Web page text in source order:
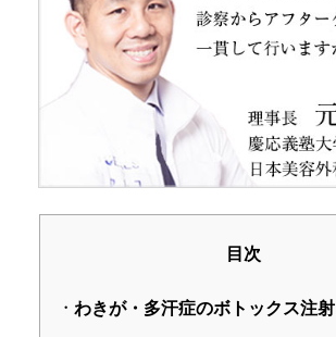
目次
わきが・多汗症のボトックス注射